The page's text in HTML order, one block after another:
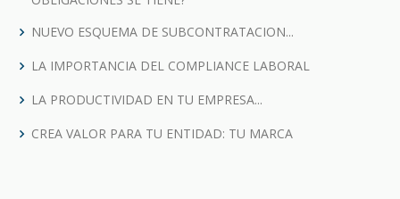
NUEVO ESQUEMA DE SUBCONTRATACION...
LA IMPORTANCIA DEL COMPLIANCE LABORAL
LA PRODUCTIVIDAD EN TU EMPRESA...
CREA VALOR PARA TU ENTIDAD: TU MARCA